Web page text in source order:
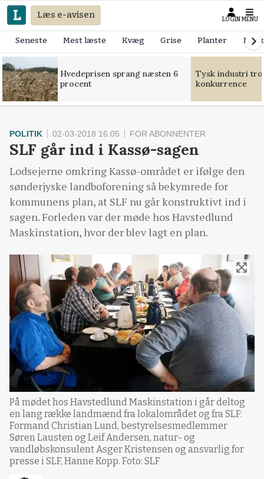
Læs e-avisen LOGIN MENU
Seneste Mest læste Kvæg Grise Planter
Hvedeprisen sprang næsten 6
procent
Tysk industri
konkurrence
POLITIK 02-03-2018 16:05 FOR ABONNENTER
SLF går ind i Kassø-sagen
Lodsejerne omkring Kassø-området er ifølge den
sønderjyske landboforening så bekymrede for
kommunens plan, at SLF nu går konstruktivt ind i
sagen. Forleden var der møde hos Havstedlund
Maskinstation, hvor der blev lagt en plan.
På mødet hos Havstedlund Maskinstation i går deltog
en lang række landmænd fra lokalområdet og fra SLF:
Formand Christian Lund, bestyrelsesmedlemmer
Søren Lausten og Leif Andersen, natur- og
vandløbskonsulent Asger Kristensen og ansvarlig for
presse i SLF, Hanne Kopp. Foto: SLF